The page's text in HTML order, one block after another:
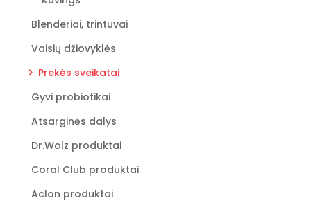
Blenderiai, trintuvai
Vaisių džiovyklės
Prekės sveikatai
Gyvi probiotikai
Atsarginės dalys
Dr.Wolz produktai
Coral Club produktai
Aclon produktai